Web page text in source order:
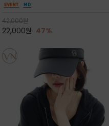
말아 휴대하기 좋고, 챙의 모양을 살짝 바꿀 수 있
용성을 모두 갖춘 아이템
42,000원
22,000원 47%